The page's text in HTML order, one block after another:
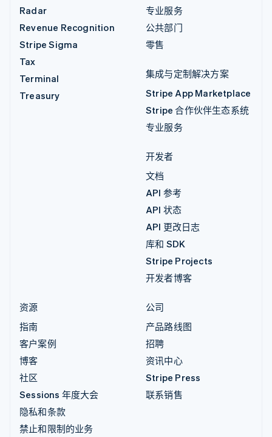
Radar
Revenue Recognition
Stripe Sigma
Tax
Terminal
Treasury
专业服务
公共部门
零售
集成与定制解决方案
Stripe App Marketplace
Stripe 合作伙伴生态系统
专业服务
开发者
文档
API 参考
API 状态
API 更改日志
库和 SDK
Stripe Projects
开发者博客
资源
指南
客户案例
博客
社区
Sessions 年度大会
隐私和条款
禁止和限制的业务
公司
产品路线图
招聘
资讯中心
Stripe Press
联系销售